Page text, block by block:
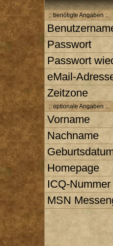
:: benötigte Angaben :.
Passwort
Passwort
eMail-
Zeitzone
:: optionale Angaben :.
Vorname
Nachname
Homepage
ICQ-Nummer
MSN